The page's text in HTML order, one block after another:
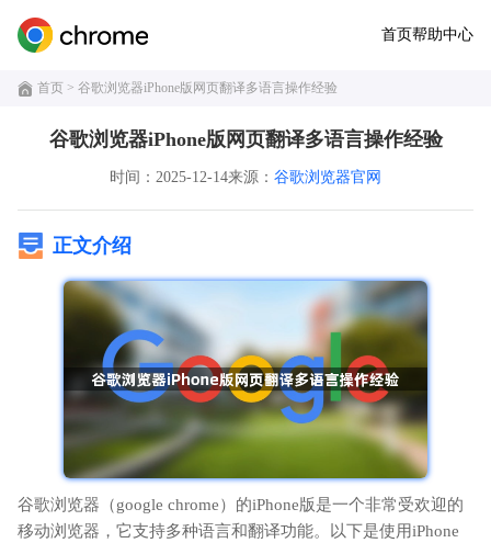
首页帮助中心
首页 > 谷歌浏览器iPhone版网页翻译多语言操作经验
谷歌浏览器iPhone版网页翻译多语言操作经验
时间：2025-12-14来源： 谷歌浏览器官网
正文介绍
谷歌浏览器（google chrome）的iPhone版是一个非常受欢迎的
移动浏览器，它支持多种语言和翻译功能。以下是使用iPhone